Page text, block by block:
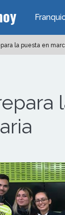
la puesta en